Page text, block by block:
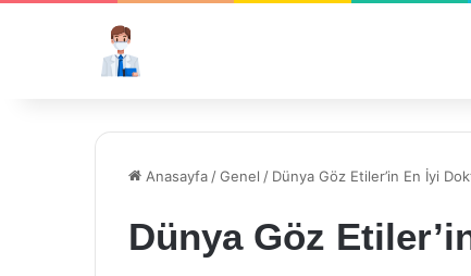
Anasayfa /Genel / Dünya Göz Etiler’in En İyi
Dünya Göz